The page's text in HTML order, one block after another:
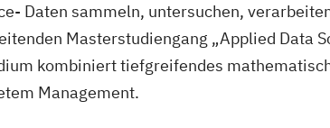
Daten sammeln, untersuchen,
Masterstudiengang „Applied Data
kombiniert tiefgreifendes
Management.